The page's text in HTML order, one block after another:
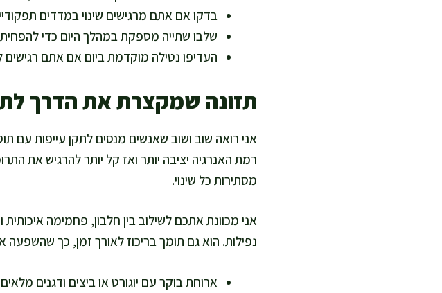
בדקו אם אתם מרגישים שינוי במדדים
שלבו שתייה מספקת במהלך היום כדי
העדיפו נטילה מוקדמת ביום אם אתם
תזונה שמקצרת את הדרך
אני רואה שוב ושוב שאנשים מנסים לתקן עייפות עם
רמת האנרגיה יציבה יותר ואז קל יותר להרגיש את
מסתירות כל שינוי.
אני מכוונת אתכם לשילוב בין חלבון, פחמימה
נפילות. הוא גם תומך בריכוז לאורך זמן, כך שהשפעה
ארוחת בוקר עם יוגורט או ביצים ודגנים